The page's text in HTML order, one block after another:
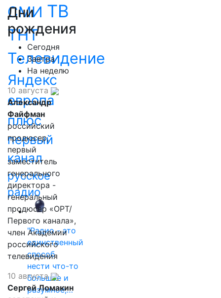
СМИ ТВ
ТНТ
Телевидение
Яндекс
европа
плюс
первый
канал
русское
радио
"Радио - это
единственный
способ
нести что-то
большое и
разумное,…
Дни
рождения
Сегодня
Завтра
На неделю
10 августа
Александр
Файфман
российский
продюсер,
первый
заместитель
генерального
директора -
генеральный
продюсер «ОРТ/
Первого канала»,
член Академии
российского
телевидения
10 августа
Сергей Ломакин